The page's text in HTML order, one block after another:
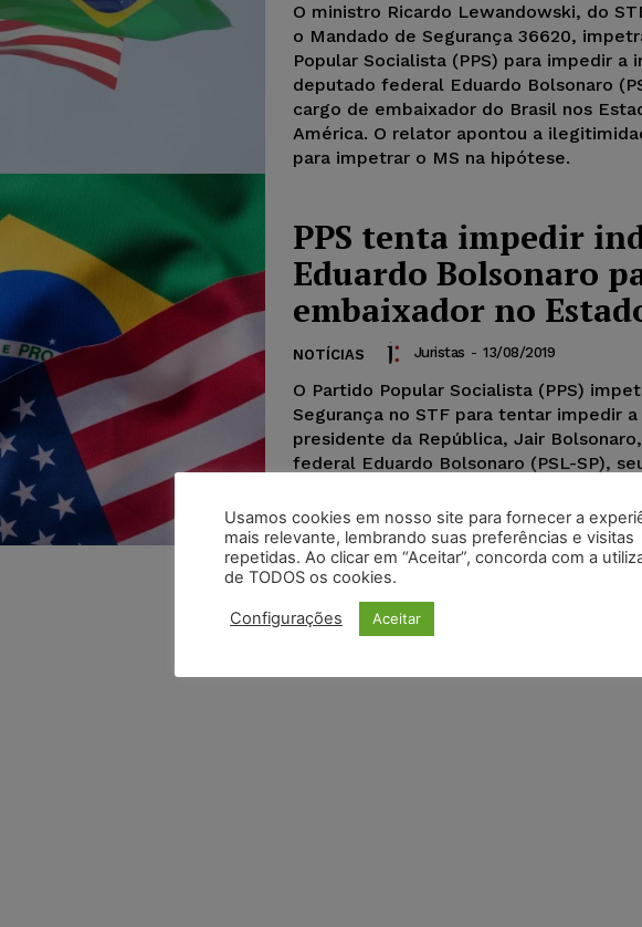
O ministro Ricardo Lewandowski, do
o Mandado de Segurança 36620,
Popular Socialista (PPS) para impedir a
deputado federal Eduardo Bolsonaro
cargo de embaixador do Brasil nos
América. O relator apontou a
para impetrar o MS na hipótese.
PPS tenta impedir
Eduardo Bolsonaro
embaixador no
NOTÍCIAS Juristas - 13/08/2019
O Partido Popular Socialista (PPS)
Segurança no STF para tentar impedir
presidente da República, Jair
federal Eduardo Bolsonaro (PSL-SP),
embaixador do Brasil nos Estados
Usamos cookies em nosso site para fornecer a
mais relevante, lembrando suas preferências e visitas
repetidas. Ao clicar em “Aceitar”, concorda com a
de TODOS os cookies.
Configurações Aceitar